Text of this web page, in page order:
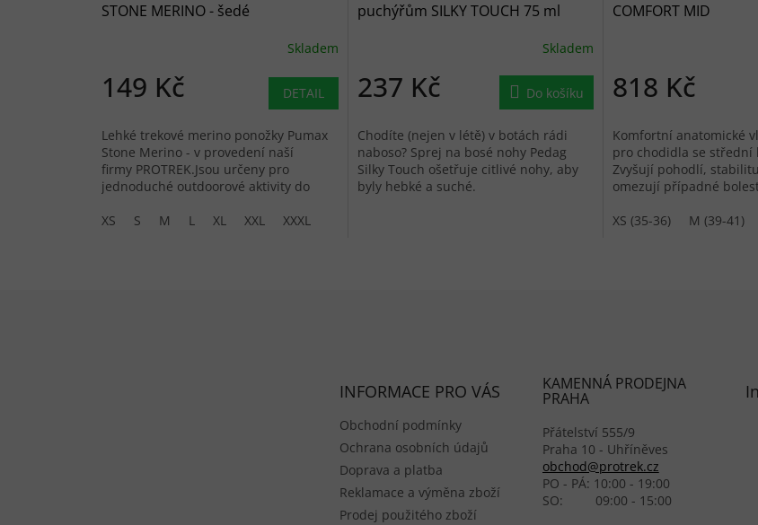
STONE MERINO - šedé
Skladem
149 Kč DETAIL
Lehké trekové merino ponožky Pumax
Stone Merino - v provedení naší
firmy PROTREK.Jsou určeny pro
jednoduché outdoorové aktivity do
XS
S M L XL XXL XXXL
puchýřům SILKY TOUCH 75 ml
Skladem
237 Kč Do košíku
Chodíte (nejen v létě) v botách rádi
naboso? Sprej na bosé nohy Pedag
Silky Touch ošetřuje citlivé nohy, aby
byly hebké a suché.
COMFORT MID
818 Kč
Komfortní anatomické
pro chodidla se střední
Zvyšují pohodlí,
omezují případné
XS (35-36)
M (39-41)
INFORMACE PRO VÁS
Obchodní podmínky
Ochrana osobních údajů
Doprava a platba
Reklamace a výměna zboží
Prodej použitého zboží
KAMENNÁ PRODEJNA
PRAHA
Přátelství 555/9
Praha 10 - Uhříněves
obchod@protrek.cz
PO - PÁ: 10:00 - 19:00
SO: 09:00 - 15:00